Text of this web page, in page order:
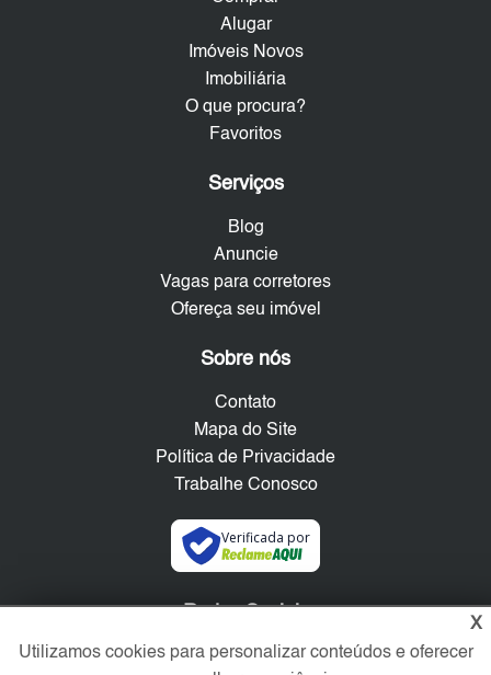
Alugar
Imóveis Novos
Imobiliária
O que procura?
Favoritos
Serviços
Blog
Anuncie
Vagas para corretores
Ofereça seu imóvel
Sobre nós
Contato
Mapa do Site
Política de Privacidade
Trabalhe Conosco
Verificada por
Redes Sociais
X
Utilizamos cookies para personalizar conteúdos e oferecer